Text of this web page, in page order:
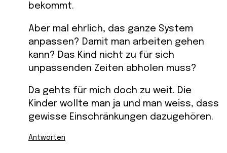
bekommt.
Aber mal ehrlich, das ganze System
anpassen? Damit man arbeiten gehen
kann? Das Kind nicht zu für sich
unpassenden Zeiten abholen muss?
Da gehts für mich doch zu weit. Die
Kinder wollte man ja und man weiss, dass
gewisse Einschränkungen dazugehören.
Antworten